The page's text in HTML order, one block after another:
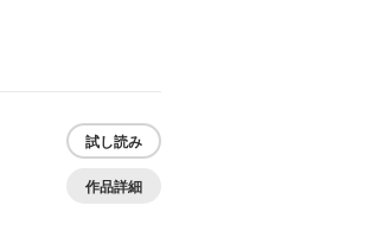
試し読み
作品詳細